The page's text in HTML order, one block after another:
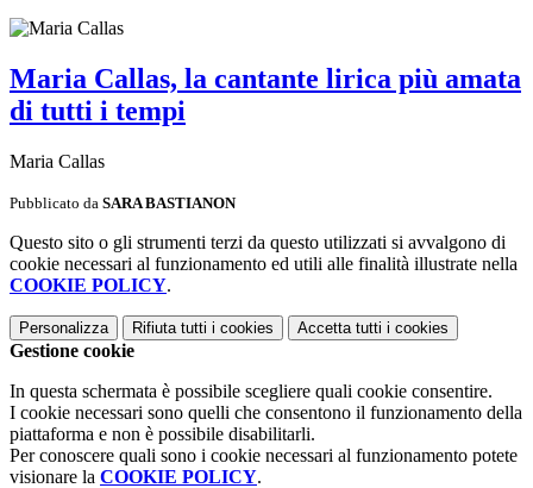
Maria Callas, la cantante lirica più amata
di tutti i tempi
Maria Callas
Pubblicato da SARA BASTIANON
Questo sito o gli strumenti terzi da questo utilizzati si avvalgono di
cookie necessari al funzionamento ed utili alle finalità illustrate nella
COOKIE POLICY.
Personalizza Rifiuta tutti i cookies Accetta tutti i cookies
Gestione cookie
In questa schermata è possibile scegliere quali cookie consentire.
I cookie necessari sono quelli che consentono il funzionamento della
piattaforma e non è possibile disabilitarli.
Per conoscere quali sono i cookie necessari al funzionamento potete
visionare la COOKIE POLICY.